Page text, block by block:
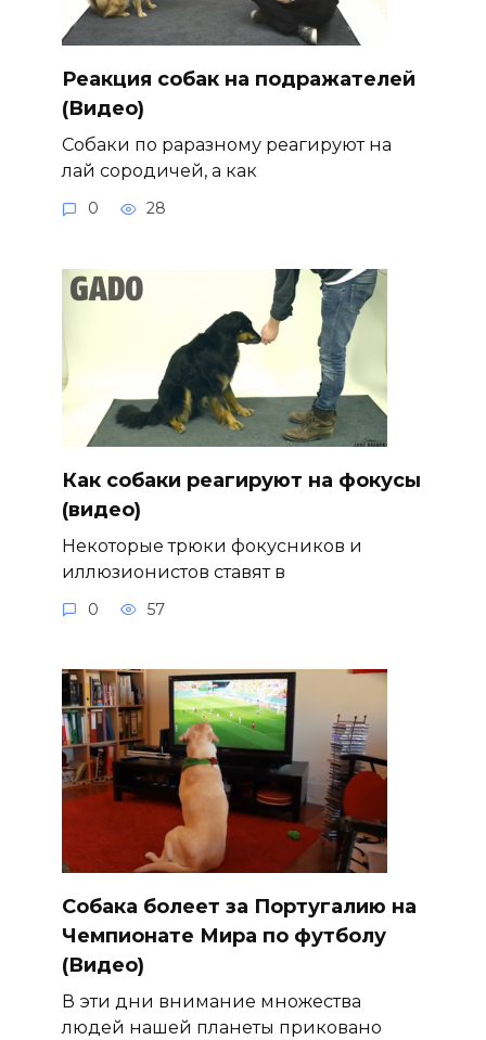
Реакция собак на подражателей
(Видео)
Собаки по раразному реагируют на
лай сородичей, а как
0 28
Как собаки реагируют на фокусы
(видео)
Некоторые трюки фокусников и
иллюзионистов ставят в
0 57
Собака болеет за Португалию на
Чемпионате Мира по футболу
(Видео)
В эти дни внимание множества
людей нашей планеты приковано